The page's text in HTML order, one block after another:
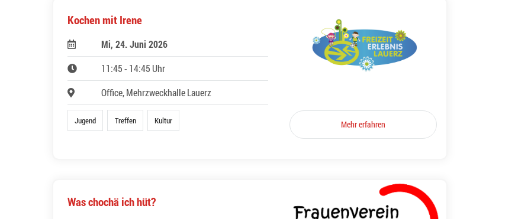
Kochen mit Irene
Mi, 24. Juni 2026
11:45 - 14:45 Uhr
Office, Mehrzweckhalle Lauerz
Jugend Treffen Kultur Mehr erfahren
Was chochä ich hüt?